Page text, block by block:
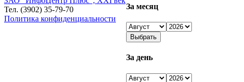
Тел. (3902) 35-79-70
Политика конфиденциальности
За месяц
За день